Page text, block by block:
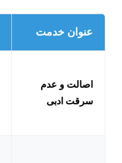
عنوان خدمت
اصالت و عدم
سرقت ادبی